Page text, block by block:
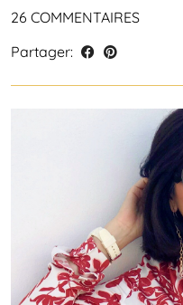
26 COMMENTAIRES
Partager: